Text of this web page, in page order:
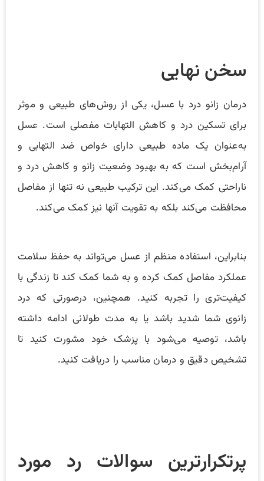
سخن نهایی
درمان زانو درد با عسل، یکی از روش‌های طبیعی و موثر
برای تسکین درد و کاهش التهابات مفصلی است. عسل
به‌عنوان یک ماده طبیعی دارای خواص ضد التهابی و
آرام‌بخش است که به بهبود وضعیت زانو و کاهش درد و
ناراحتی کمک می‌کند. این ترکیب طبیعی نه تنها از مفاصل
محافظت می‌کند بلکه به تقویت آنها نیز کمک می‌کند.
بنابراین، استفاده منظم از عسل می‌تواند به حفظ سلامت
عملکرد مفاصل کمک کرده و به شما کمک کند تا زندگی با
کیفیت‌تری را تجربه کنید. همچنین، درصورتی که درد
زانوی شما شدید باشد یا به مدت طولانی ادامه داشته
باشد، توصیه می‌شود با پزشک خود مشورت کنید تا
تشخیص دقیق و درمان مناسب را دریافت کنید.
پرتکرارترین سوالات رد مورد